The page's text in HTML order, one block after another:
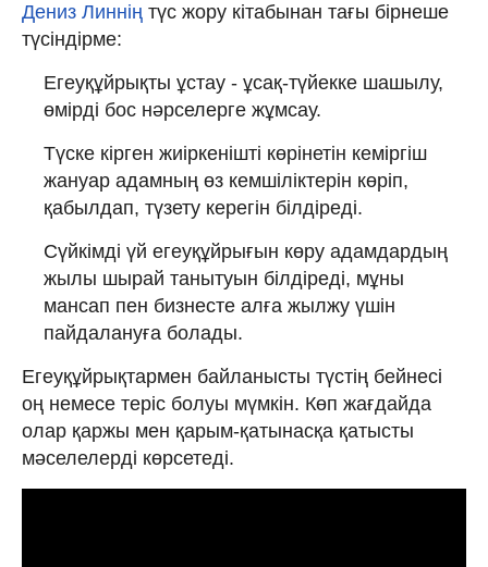
Дениз Линнің түс жору кітабынан тағы бірнеше
түсіндірме:
Егеуқұйрықты ұстау - ұсақ-түйекке шашылу,
өмірді бос нәрселерге жұмсау.
Түске кірген жиіркенішті көрінетін кеміргіш
жануар адамның өз кемшіліктерін көріп,
қабылдап, түзету керегін білдіреді.
Сүйкімді үй егеуқұйрығын көру адамдардың
жылы шырай танытуын білдіреді, мұны
мансап пен бизнесте алға жылжу үшін
пайдалануға болады.
Егеуқұйрықтармен байланысты түстің бейнесі
оң немесе теріс болуы мүмкін. Көп жағдайда
олар қаржы мен қарым-қатынасқа қатысты
мәселелерді көрсетеді.